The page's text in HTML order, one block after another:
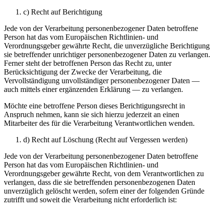
c) Recht auf Berichtigung
Jede von der Verarbeitung personenbezogener Daten betroffene
Person hat das vom Europäischen Richtlinien- und
Verordnungsgeber gewährte Recht, die unverzügliche Berichtigung
sie betreffender unrichtiger personenbezogener Daten zu verlangen.
Ferner steht der betroffenen Person das Recht zu, unter
Berücksichtigung der Zwecke der Verarbeitung, die
Vervollständigung unvollständiger personenbezogener Daten —
auch mittels einer ergänzenden Erklärung — zu verlangen.
Möchte eine betroffene Person dieses Berichtigungsrecht in
Anspruch nehmen, kann sie sich hierzu jederzeit an einen
Mitarbeiter des für die Verarbeitung Verantwortlichen wenden.
d) Recht auf Löschung (Recht auf Vergessen werden)
Jede von der Verarbeitung personenbezogener Daten betroffene
Person hat das vom Europäischen Richtlinien- und
Verordnungsgeber gewährte Recht, von dem Verantwortlichen zu
verlangen, dass die sie betreffenden personenbezogenen Daten
unverzüglich gelöscht werden, sofern einer der folgenden Gründe
zutrifft und soweit die Verarbeitung nicht erforderlich ist: